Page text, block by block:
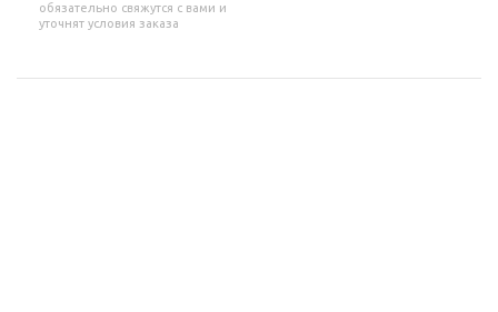
обязательно свяжутся с вами и
уточнят условия заказа